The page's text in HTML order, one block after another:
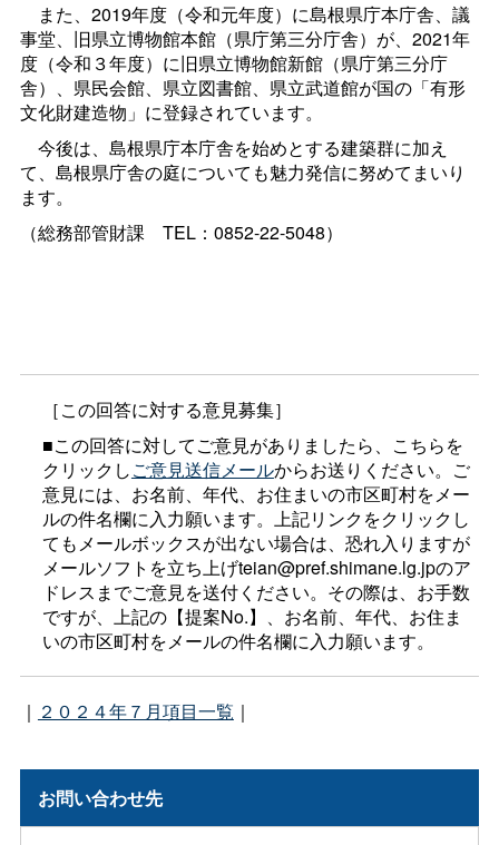
また、2019年度（令和元年度）に島根県庁本庁舎、議
事堂、旧県立博物館本館（県庁第三分庁舎）が、2021年
度（令和３年度）に旧県立博物館新館（県庁第三分庁
舎）、県民会館、県立図書館、県立武道館が国の「有形
文化財建造物」に登録されています。
今後は、島根県庁本庁舎を始めとする建築群に加え
て、島根県庁舎の庭についても魅力発信に努めてまいり
ます。
（総務部管財課 TEL：0852-22-5048）
［この回答に対する意見募集］
■この回答に対してご意見がありましたら、こちらを
クリックしご意見送信メールからお送りください。ご
意見には、お名前、年代、お住まいの市区町村をメー
ルの件名欄に入力願います。上記リンクをクリックし
てもメールボックスが出ない場合は、恐れ入りますが
メールソフトを立ち上げteian@pref.shimane.lg.jpのア
ドレスまでご意見を送付ください。その際は、お手数
ですが、上記の【提案No.】、お名前、年代、お住ま
いの市区町村をメールの件名欄に入力願います。
｜ ２０２４年７月項目一覧 ｜
お問い合わせ先